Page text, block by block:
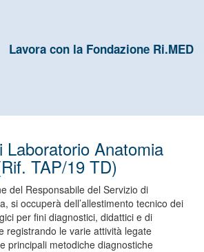
Lavora con la Fondazione Ri.MED
Laboratorio Anatomia
TAP/19 TD)
del Responsabile del Servizio di
si occuperà dell’allestimento tecnico dei
per fini diagnostici, didattici e di
registrando le varie attività legate
principali metodiche diagnostiche